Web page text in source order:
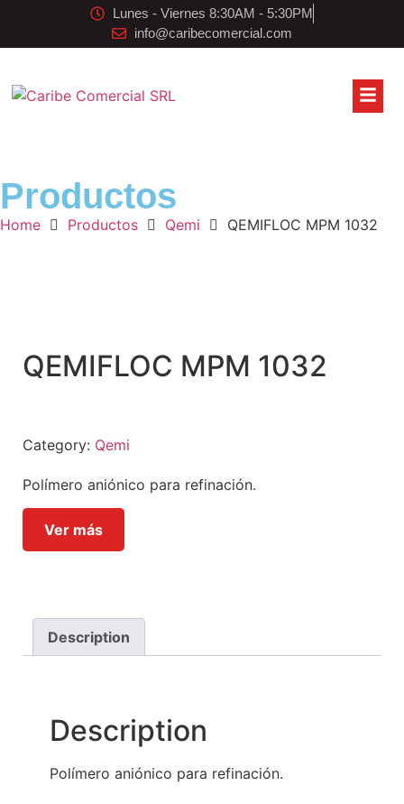
Lunes - Viernes 8:30AM - 5:30PM
info@caribecomercial.com
Productos
Home Productos Qemi QEMIFLOC MPM 1032
QEMIFLOC MPM 1032
Category: Qemi
Polímero aniónico para refinación.
Ver más
Description
Description
Polímero aniónico para refinación.